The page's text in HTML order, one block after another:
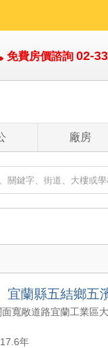
免費房價諮詢 02-
廠房
6 樓
12 樓
樓以上
蘭縣五結鄉五
17.6年